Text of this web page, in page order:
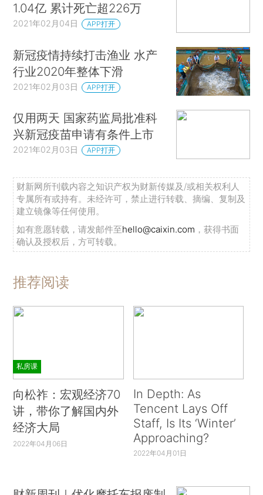
1.04亿 累计死亡超226万
2021年02月04日 APP打开
新冠疫情持续打击渔业 水产
行业2020年整体下滑
2021年02月03日 APP打开
仅用两天 国家药监局批准科
兴新冠疫苗申请有条件上市
2021年02月03日 APP打开
财新网所刊载内容之知识产权为财新传媒及/或相关权利人
专属所有或持有。未经许可，禁止进行转载、摘编、复制及
建立镜像等任何使用。
如有意愿转载，请发邮件至hello@caixin.com ，获得书面
确认及授权后，方可转载。
推荐阅读
私房课
向松祚：宏观经济70
讲，带你了解国内外
经济大局
2022年04月06日
In Depth: As
Tencent Lays Off
Staff, Is Its ‘Winter’
Approaching?
2022年04月01日